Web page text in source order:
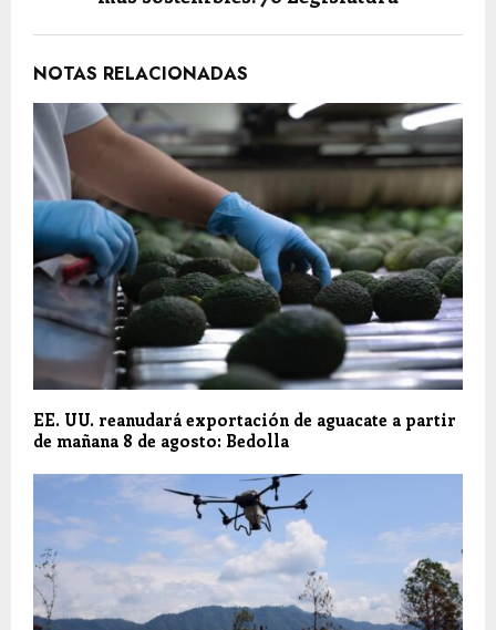
NOTAS RELACIONADAS
EE. UU. reanudará exportación de aguacate a partir
de mañana 8 de agosto: Bedolla